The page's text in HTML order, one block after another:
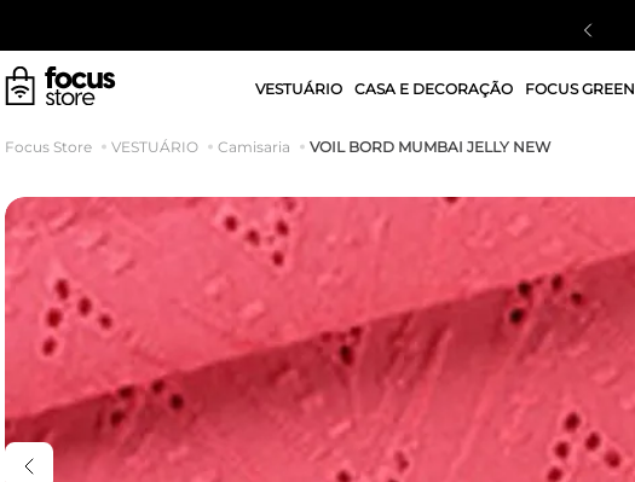
VESTUÁRIO CASA E DECORAÇÃO FOCUS GREEN
VESTUÁRIO Camisaria VOIL BORD MUMBAI JELLY NEW